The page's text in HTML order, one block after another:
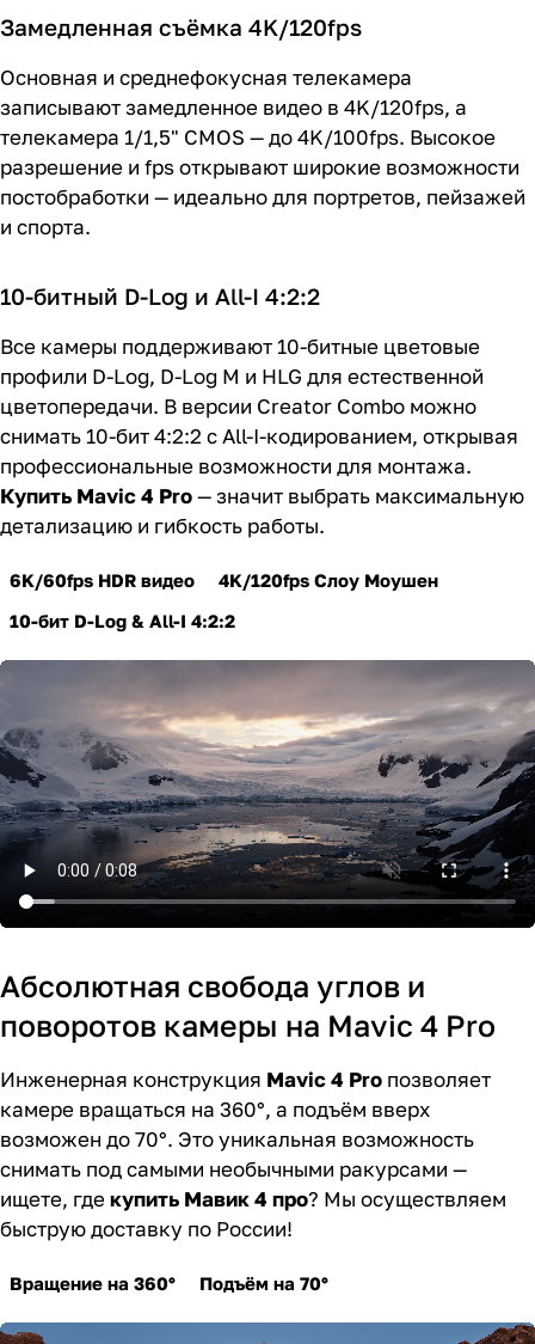
Замедленная съёмка 4K/120fps
Основная и среднефокусная телекамера
записывают замедленное видео в 4K/120fps, а
телекамера 1/1,5" CMOS — до 4K/100fps. Высокое
разрешение и fps открывают широкие возможности
постобработки — идеально для портретов, пейзажей
и спорта.
10-битный D-Log и All-I 4:2:2
Все камеры поддерживают 10-битные цветовые
профили D-Log, D-Log M и HLG для естественной
цветопередачи. В версии Creator Combo можно
снимать 10-бит 4:2:2 с All-I-кодированием, открывая
профессиональные возможности для монтажа.
Купить Mavic 4 Pro— значит выбрать максимальную
детализацию и гибкость работы.
6K/60fps HDR видео
4K/120fps Слоу Моушен
10-бит D-Log & All-I 4:2:2
Абсолютная свобода углов и
поворотов камеры на Mavic 4 Pro
Инженерная конструкция Mavic 4 Pro позволяет
камере вращаться на 360°, а подъём вверх
возможен до 70°. Это уникальная возможность
снимать под самыми необычными ракурсами —
ищете, где купить Мавик 4 про? Мы осуществляем
быструю доставку по России!
Вращение на 360° Подъём на 70°